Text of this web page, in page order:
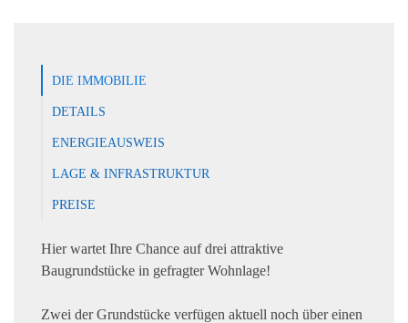
DIE IMMOBILIE
DETAILS
ENERGIEAUSWEIS
LAGE & INFRASTRUKTUR
PREISE
Hier wartet Ihre Chance auf drei attraktive
Baugrundstücke in gefragter Wohnlage!
Zwei der Grundstücke verfügen aktuell noch über einen